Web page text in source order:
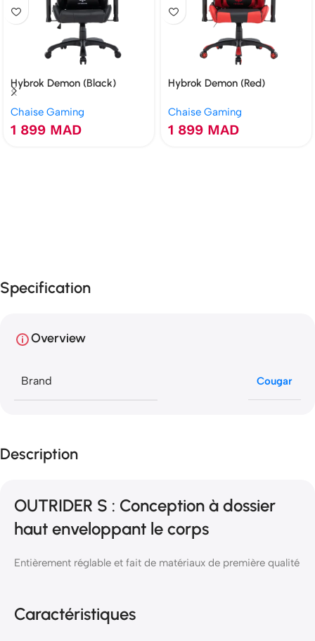
Hybrok Demon (Black)
Chaise Gaming
1 899 MAD
Hybrok Demon (Red)
Chaise Gaming
1 899 MAD
Specification
Overview
Brand Cougar
Description
OUTRIDER S : Conception à dossier
haut enveloppant le corps
Entièrement réglable et fait de matériaux de première qualité
Caractéristiques